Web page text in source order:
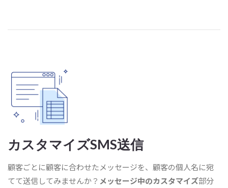
カスタマイズSMS送信
顧客ごとに顧客に合わせたメッセージを、顧客の個人名に宛
てて送信してみませんか？ メッセージ中のカスタマイズ部分